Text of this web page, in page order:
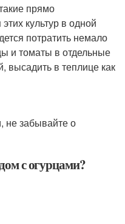
прямо
культур в одной
потратить немало
и томаты в отдельные
высадить в теплице как
не забывайте о
с огурцами?